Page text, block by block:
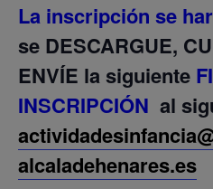
La inscripción se
se DESCARGUE,
ENVÍE la siguiente
INSCRIPCIÓN al
alcaladehenares.es